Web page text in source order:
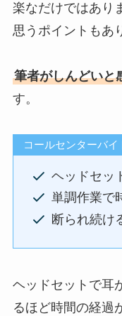
楽なだけではあり
思うポイントもあ
筆者がしんどいと
す。
コールセンターバイ
ヘッドセッ
単調作業で
断られ続け
ヘッドセットで耳
るほど時間の経過